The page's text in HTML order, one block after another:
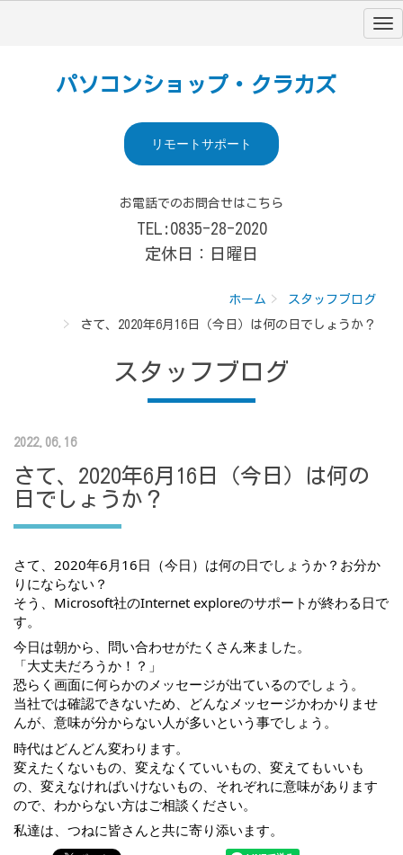
パソコンショップ・クラカズ
リモートサポート
お電話でのお問合せはこちら
TEL:0835-28-2020
定休日：日曜日
ホーム
スタッフブログ
さて、2020年6月16日（今日）は何の日でしょうか？
スタッフブログ
2022.06.16
さて、2020年6月16日（今日）は何の
日でしょうか？
さて、2020年6月16日（今日）は何の日でしょうか？お分か
りにならない？
そう、Microsoft社のInternet exploreのサポートが終わる日で
す。
今日は朝から、問い合わせがたくさん来ました。
「大丈夫だろうか！？」
恐らく画面に何らかのメッセージが出ているのでしょう。
当社では確認できないため、どんなメッセージかわかりませ
んが、意味が分からない人が多いという事でしょう。
時代はどんどん変わります。
変えたくないもの、変えなくていいもの、変えてもいいも
の、変えなければいけないもの、それぞれに意味があります
ので、わからない方はご相談ください。
私達は、つねに皆さんと共に寄り添います。